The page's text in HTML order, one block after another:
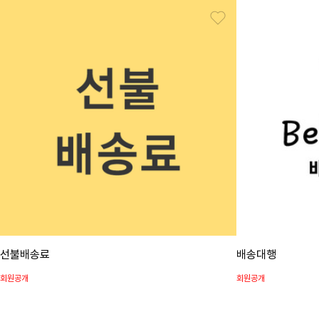
선불배송료
회원공개
배송대행
회원공개